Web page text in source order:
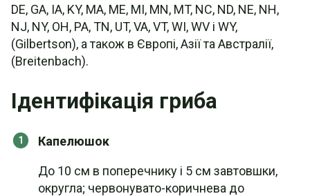
DE, GA, IA, KY, MA, ME, MI, MN, MT, NC, ND, NE, NH,
NJ, NY, OH, PA, TN, UT, VA, VT, WI, WV і WY,
(Gilbertson), а також в Європі, Азії та Австралії,
(Breitenbach).
Ідентифікація гриба
Капелюшок
До 10 см в поперечнику і 5 см завтовшки,
округла; червонувато-коричнева до